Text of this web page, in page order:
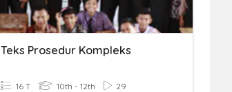
Teks Prosedur Kompleks
16 T 10th - 12th 29